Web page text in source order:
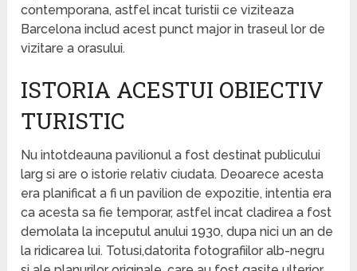
contemporana, astfel incat turistii ce viziteaza
Barcelona includ acest punct major in traseul lor de
vizitare a orasului.
ISTORIA ACESTUI OBIECTIV
TURISTIC
Nu intotdeauna pavilionul a fost destinat publicului
larg si are o istorie relativ ciudata. Deoarece acesta
era planificat a fi un pavilion de expozitie, intentia era
ca acesta sa fie temporar, astfel incat cladirea a fost
demolata la inceputul anului 1930, dupa nici un an de
la ridicarea lui. Totusi,datorita fotografiilor alb-negru